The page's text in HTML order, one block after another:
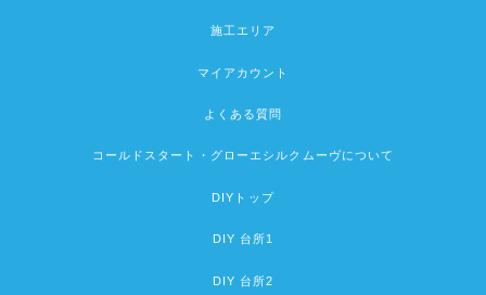
施工エリア
マイアカウント
よくある質問
コールドスタート・グローエシルクムーヴについて
DIYトップ
DIY 台所1
DIY 台所2